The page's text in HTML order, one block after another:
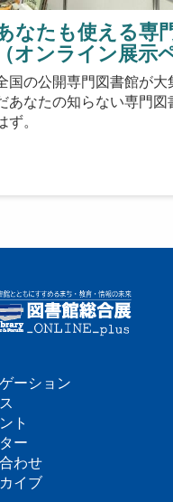
なたも使える専
（オンライン展示
国の公開専門図書館が
あなたの知らない専門
ず。
ーション
ト
ー
わせ
イブ